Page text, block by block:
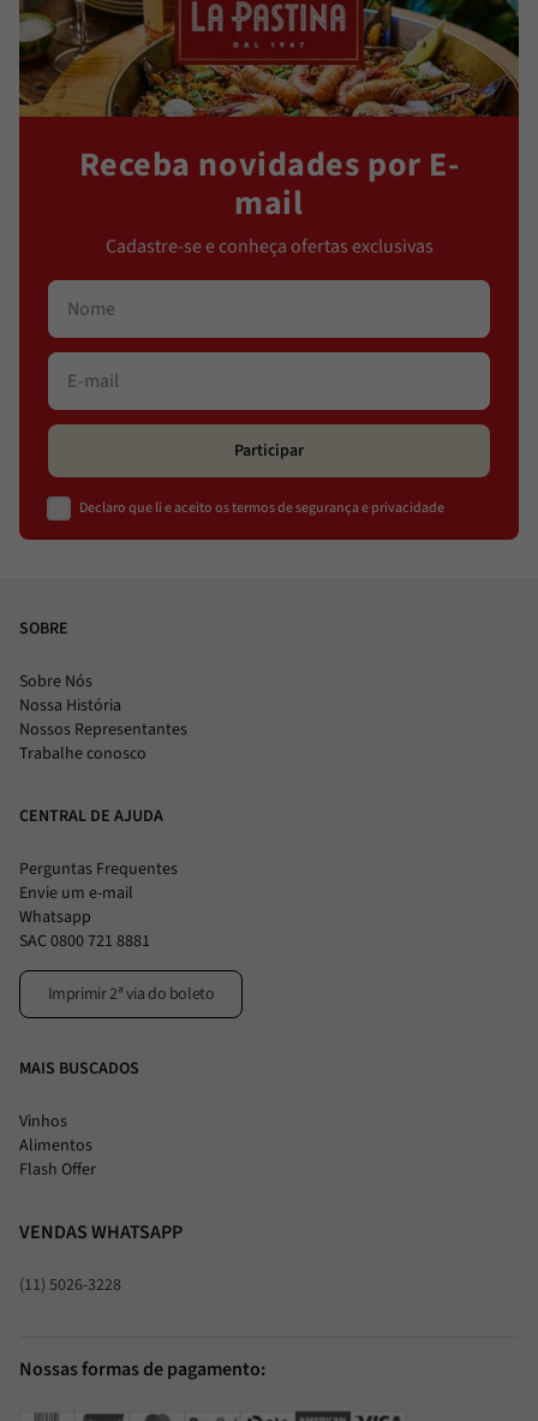
Receba novidades por E-
mail
Cadastre-se e conheça ofertas exclusivas
Participar
Declaro que li e aceito os termos de segurança e privacidade
SOBRE
Sobre Nós
Nossa História
Nossos Representantes
Trabalhe conosco
CENTRAL DE AJUDA
Perguntas Frequentes
Envie um e-mail
Whatsapp
SAC 0800 721 8881
Imprimir 2ª via do boleto
MAIS BUSCADOS
Vinhos
Alimentos
Flash Offer
VENDAS WHATSAPP
(11) 5026-3228
Nossas formas de pagamento: